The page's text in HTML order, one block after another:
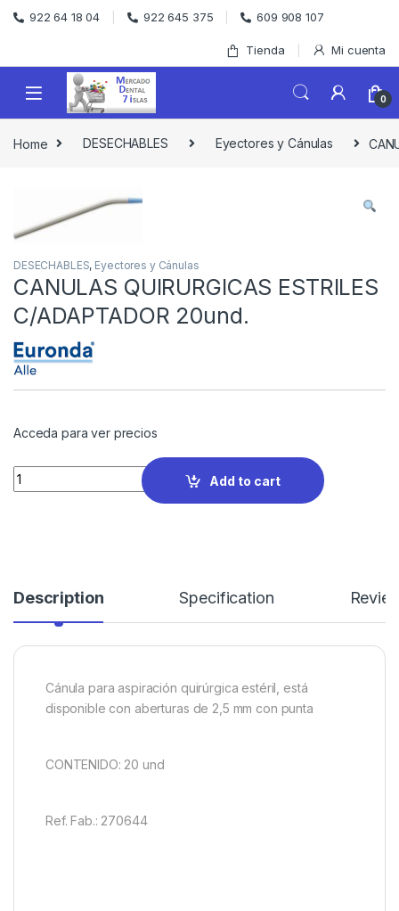
Skip to navigation
Skip to content
922 64 18 04 922 645 375 609 908 107
Tienda Mi cuenta
0
Home DESECHABLES Eyectores y Cánulas
DESECHABLES, Eyectores y Cánulas
CANULAS QUIRURGICAS ESTRILES
C/ADAPTADOR 20und.
Acceda para ver precios
Quantity
Add to cart
Description Specification
Cánula para aspiración quirúrgica estéril, está
disponible con aberturas de 2,5 mm con punta
CONTENIDO: 20 und
Ref. Fab.: 270644